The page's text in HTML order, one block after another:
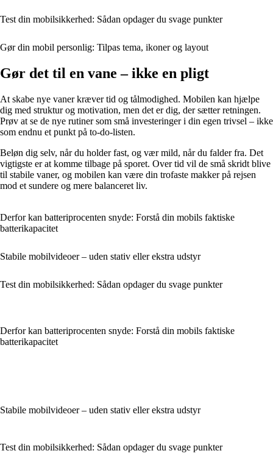
Test din mobilsikkerhed: Sådan opdager du svage punkter
Gør din mobil personlig: Tilpas tema, ikoner og layout
Gør det til en vane – ikke en pligt
At skabe nye vaner kræver tid og tålmodighed. Mobilen kan hjælpe
dig med struktur og motivation, men det er dig, der sætter retningen.
Prøv at se de nye rutiner som små investeringer i din egen trivsel – ikke
som endnu et punkt på to-do-listen.
Beløn dig selv, når du holder fast, og vær mild, når du falder fra. Det
vigtigste er at komme tilbage på sporet. Over tid vil de små skridt blive
til stabile vaner, og mobilen kan være din trofaste makker på rejsen
mod et sundere og mere balanceret liv.
Derfor kan batteriprocenten snyde: Forstå din mobils faktiske
batterikapacitet
Stabile mobilvideoer – uden stativ eller ekstra udstyr
Test din mobilsikkerhed: Sådan opdager du svage punkter
Derfor kan batteriprocenten snyde: Forstå din mobils faktiske
batterikapacitet
Stabile mobilvideoer – uden stativ eller ekstra udstyr
Test din mobilsikkerhed: Sådan opdager du svage punkter